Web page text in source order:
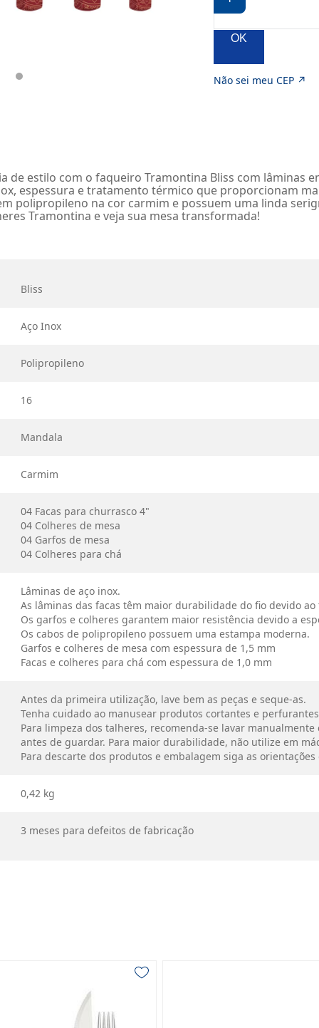
OK
Não sei meu CEP ↗
de estilo com o faqueiro Tramontina Bliss com lâminas
espessura e tratamento térmico que proporcionam
polipropileno na cor carmim e possuem uma linda
Tramontina e veja sua mesa transformada!
Bliss
Aço Inox
Polipropileno
16
Mandala
Carmim
04 Facas para churrasco 4"
04 Colheres de mesa
04 Garfos de mesa
04 Colheres para chá
Lâminas de aço inox.
As lâminas das facas têm maior durabilidade do fio devido
Os garfos e colheres garantem maior resistência devido a
Os cabos de polipropileno possuem uma estampa moderna.
Garfos e colheres de mesa com espessura de 1,5 mm
Facas e colheres para chá com espessura de 1,0 mm
Antes da primeira utilização, lave bem as peças e seque-as.
Tenha cuidado ao manusear produtos cortantes e
Para limpeza dos talheres, recomenda-se lavar
antes de guardar. Para maior durabilidade, não utilize em
Para descarte dos produtos e embalagem siga as
0,42 kg
3 meses para defeitos de fabricação